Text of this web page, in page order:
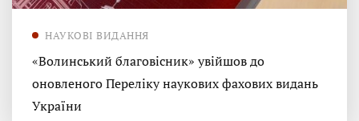
НАУКОВІ ВИДАННЯ
«Волинський благовісник» увійшов до
оновленого Переліку наукових фахових видань
України